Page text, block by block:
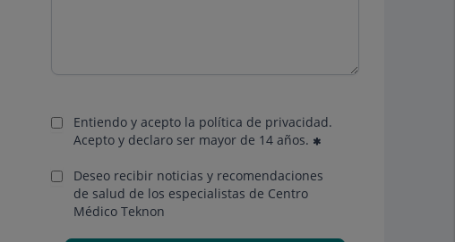
Entiendo y acepto la política de privacidad.
Acepto y declaro ser mayor de 14 años.
Deseo recibir noticias y recomendaciones
de salud de los especialistas de Centro
Médico Teknon